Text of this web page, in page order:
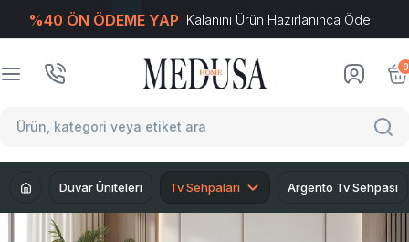
%40 ÖN ÖDEME YAP Kalanını Ürün Hazırlanınca Öde.
0
Duvar Üniteleri Tv Sehpaları Argento Tv Sehpası
T-Soft E-Ticaret Sistemleriyle Hazırlanmıştır.